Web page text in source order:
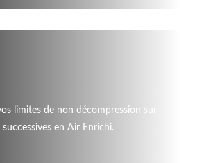
limites de non décompression sur
successives en Air Enrichi.